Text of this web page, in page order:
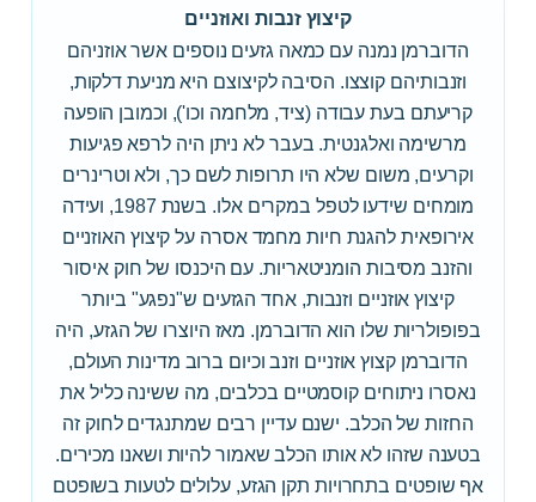
קיצוץ זנבות ואוזניים
הדוברמן נמנה עם כמאה גזעים נוספים אשר אוזניהם
וזנבותיהם קוצצו. הסיבה לקיצוצם היא מניעת דלקות,
קריעתם בעת עבודה (ציד, מלחמה וכו'), וכמובן הופעה
מרשימה ואלגנטית. בעבר לא ניתן היה לרפא פגיעות
וקרעים, משום שלא היו תרופות לשם כך, ולא וטרינרים
מומחים שידעו לטפל במקרים אלו. בשנת 1987, ועידה
אירופאית להגנת חיות מחמד אסרה על קיצוץ האוזניים
והזנב מסיבות הומניטאריות. עם היכנסו של חוק איסור
קיצוץ אוזניים וזנבות, אחד הגזעים ש"נפגע" ביותר
בפופולריות שלו הוא הדוברמן. מאז היוצרו של הגזע, היה
הדוברמן קצוץ אוזניים וזנב וכיום ברוב מדינות העולם,
נאסרו ניתוחים קוסמטיים בכלבים, מה ששינה כליל את
החזות של הכלב. ישנם עדיין רבים שמתנגדים לחוק זה
בטענה שזהו לא אותו הכלב שאמור להיות ושאנו מכירים.
אף שופטים בתחרויות תקן הגזע, עלולים לטעות בשופטם